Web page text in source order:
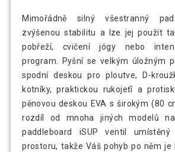
Mimořádně silný všestranný
zvýšenou stabilitu a lze jej použít
pobřeží, cvičení jógy nebo
program. Pyšní se velkým úložným
spodní deskou pro ploutve, D-
kotníky, praktickou rukojeťí a
pěnovou deskou EVA s širokým (80
rozdíl od mnoha jiných modelů
paddleboard iSUP ventil
prostoru, takže Váš pohyb po něm je